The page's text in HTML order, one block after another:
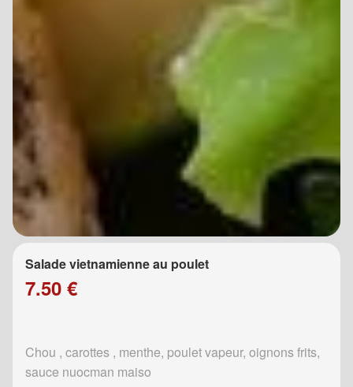
Salade vietnamienne au poulet
7.50 €
Chou , carottes , menthe, poulet vapeur, oignons frits,
sauce nuocman maiso